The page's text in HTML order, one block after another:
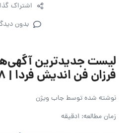
اشتراک
بدون
لیست جدیدترین
فرزان فن اندیش فردا | ۸ تیر ۱۴۰۵
نوشته شده توسطجاب ویژن
زمان مطالعه: 1دقیقه